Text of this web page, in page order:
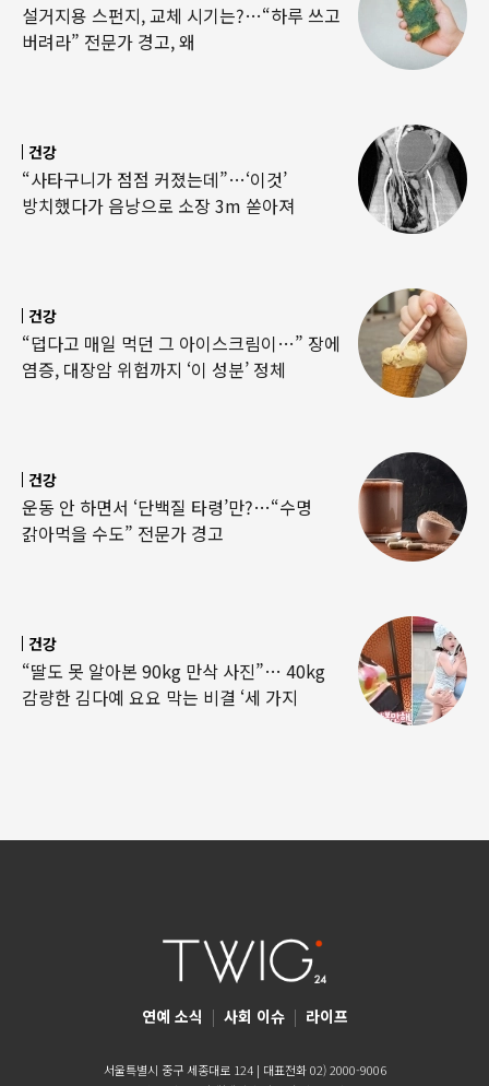
설거지용 스펀지, 교체 시기는?…“하루 쓰고
버려라” 전문가 경고, 왜
건강
“사타구니가 점점 커졌는데”…‘이것’
방치했다가 음낭으로 소장 3m 쏟아져
건강
“덥다고 매일 먹던 그 아이스크림이…” 장에
염증, 대장암 위험까지 ‘이 성분’ 정체
건강
운동 안 하면서 ‘단백질 타령’만?…“수명
갉아먹을 수도” 전문가 경고
건강
“딸도 못 알아본 90kg 만삭 사진”… 40kg
감량한 김다예 요요 막는 비결 ‘세 가지
연예 소식 | 사회 이슈 | 라이프
서울특별시 중구 세종대로 124 | 대표전화 02) 2000-9006